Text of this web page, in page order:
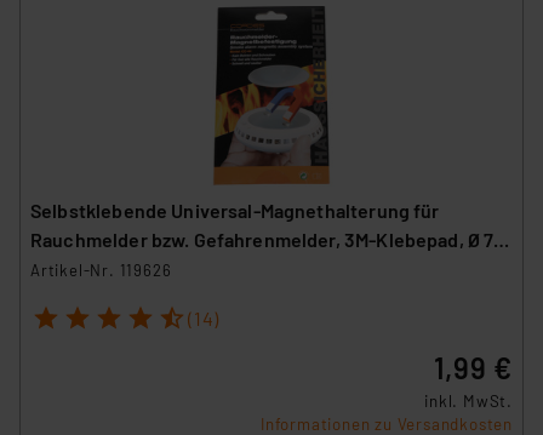
Selbstklebende Universal-Magnethalterung für
Rauchmelder bzw. Gefahrenmelder, 3M-Klebepad, Ø 70
mm
Artikel-Nr. 119626
1 2 3 4 5 (14)
1,99 €
inkl. MwSt.
Informationen zu Versandkosten